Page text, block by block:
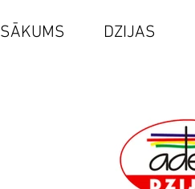
SĀKUMS DZIJAS